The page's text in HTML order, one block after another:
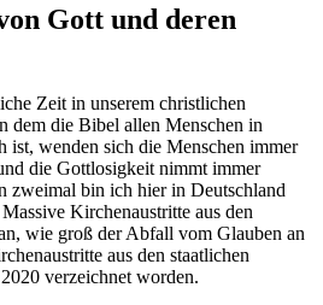
Gott und deren
Zeit in unserem christlichen
dem die Bibel allen Menschen in
ist, wenden sich die Menschen immer
die Gottlosigkeit nimmt immer
zweimal bin ich hier in Deutschland
Kirchenaustritte aus den
wie groß der Abfall vom Glauben an
aus den staatlichen
verzeichnet worden.